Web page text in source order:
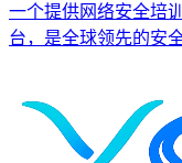
一个提供网络安全培
台，是全球领先的安